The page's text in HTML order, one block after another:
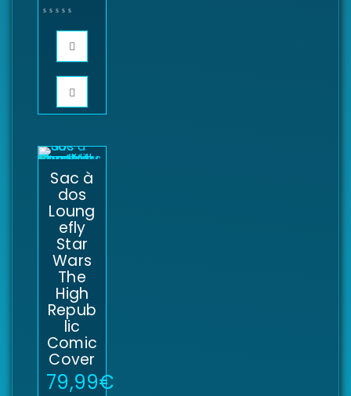
Sac à
dos
Loung
efly
Star
Wars
The
High
Repub
lic
Comic
Cover
79,99€